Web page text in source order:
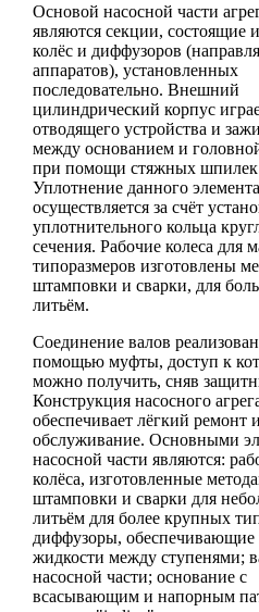
Основой насосной части
являются секции, состоящие
колёс и диффузоров
аппаратов), установленных
последовательно. Внешний
цилиндрический корпус
отводящего устройства и
между основанием и
при помощи стяжных
Уплотнение данного элемента
осуществляется за счёт
уплотнительного кольца
сечения. Рабочие колеса для
типоразмеров изготовлены
штамповки и сварки, для
литьём.
Соединение валов
помощью муфты, доступ к
можно получить, сняв
Конструкция насосного
обеспечивает лёгкий ремонт и
обслуживание. Основными
насосной части являются:
колёса, изготовленные
штамповки и сварки для
литьём для более крупных
диффузоры, обеспечивающие
жидкости между ступенями;
насосной части; основание с
всасывающим и напорным